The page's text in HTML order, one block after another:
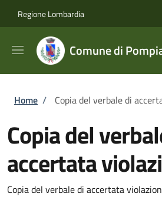
Regione Lombardia
Comune di
Briciole di pane
Home / Copia del verbale di
Copia del
accertata
Copia del verbale di accertata